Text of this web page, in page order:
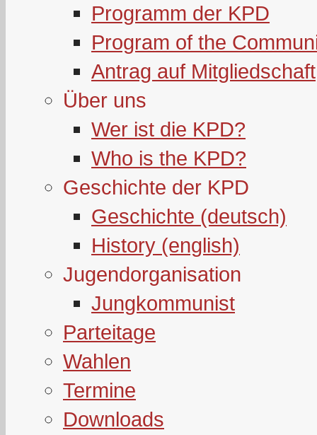
Programm der KPD
Program of the
Antrag auf Mitgliedschaft
Über uns
Wer ist die KPD?
Who is the KPD?
Geschichte der KPD
Geschichte (deutsch)
History (english)
Jugendorganisation
Jungkommunist
Parteitage
Wahlen
Termine
Downloads